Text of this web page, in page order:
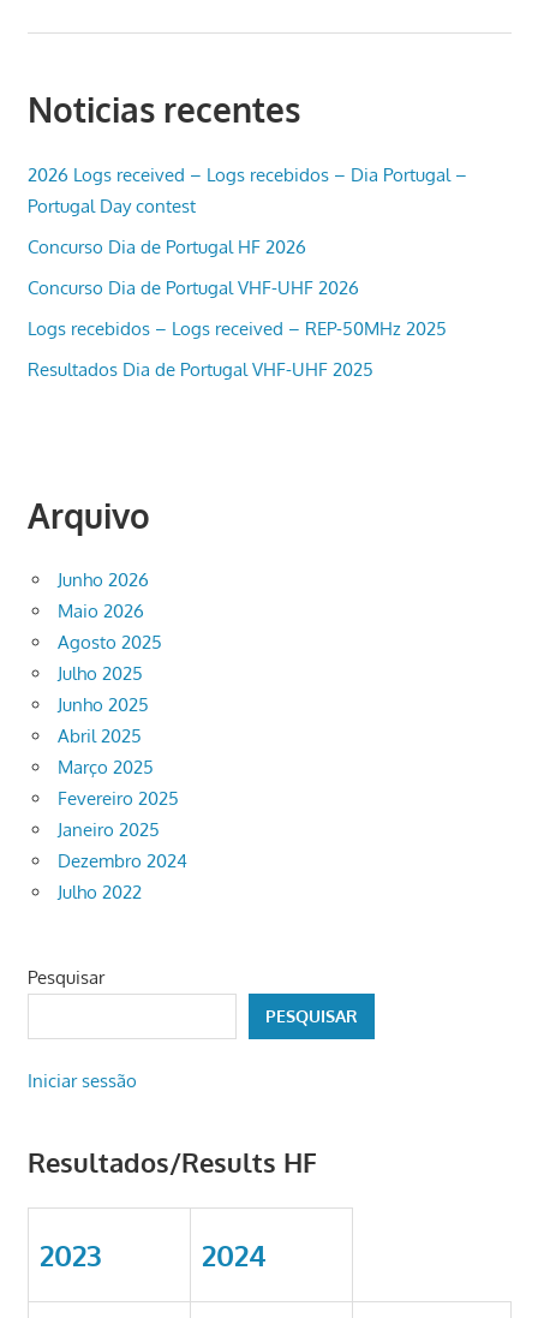
Noticias recentes
2026 Logs received – Logs recebidos – Dia Portugal –
Portugal Day contest
Concurso Dia de Portugal HF 2026
Concurso Dia de Portugal VHF-UHF 2026
Logs recebidos – Logs received – REP-50MHz 2025
Resultados Dia de Portugal VHF-UHF 2025
Arquivo
Junho 2026
Maio 2026
Agosto 2025
Julho 2025
Junho 2025
Abril 2025
Março 2025
Fevereiro 2025
Janeiro 2025
Dezembro 2024
Julho 2022
Pesquisar
PESQUISAR
Iniciar sessão
Resultados/Results HF
2023 2024